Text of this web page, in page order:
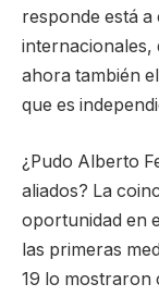
responde está
internacionales,
ahora también
que es
¿Pudo Alberto
aliados? La
oportunidad en
las primeras
19 lo mostraron